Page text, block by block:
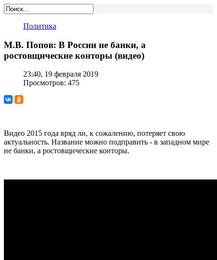
Политика
М.В. Попов: В России не банки, а
ростовщические конторы (видео)
23:40, 19 февраля 2019
Просмотров: 475
Видео 2015 года вряд ли, к сожалению, потеряет свою
актуальность. Название можно подправить - в западном мире
не банки, а ростовщические конторы.